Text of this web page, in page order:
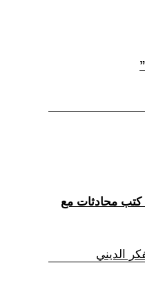
كتب محادثات مع
الديني